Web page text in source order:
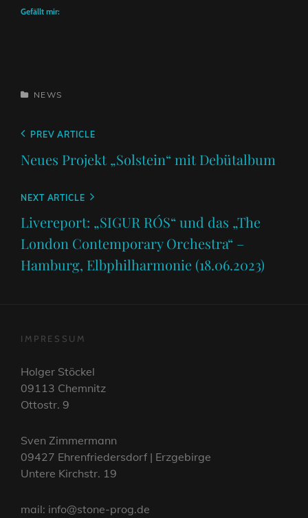
Gefällt mir:
CATEGORIES
NEWS
Beitragsnavigation
Previous
PREV ARTICLE
Neues Projekt „Solstein“ mit Debütalbum
Next
Post
NEXT ARTICLE
Livereport: „SIGUR RÓS“ und das „The
London Contemporary Orchestra“ –
Hamburg, Elbphilharmonie (18.06.2023)
IMPRESSUM
Holger Stöckel
09113 Chemnitz
Ottostr. 9
Sven Zimmermann
09427 Ehrenfriedersdorf | Erzgebirge
Untere Kirchstr. 19
mail: info@stone-prog.de